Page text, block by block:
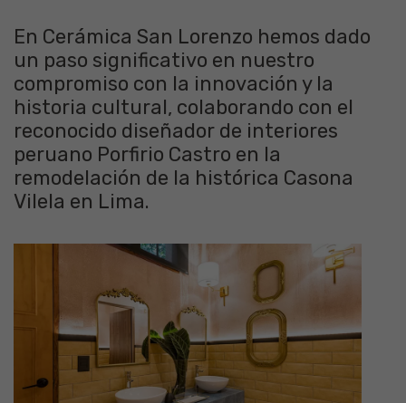
En Cerámica San Lorenzo hemos dado
un paso significativo en nuestro
compromiso con la innovación y la
historia cultural, colaborando con el
reconocido diseñador de interiores
peruano Porfirio Castro en la
remodelación de la histórica Casona
Vilela en Lima.